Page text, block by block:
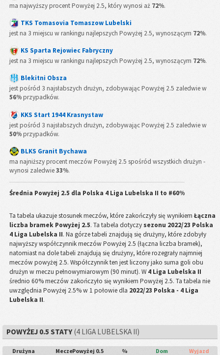
ma najwyższy procent Powyżej 2.5, który wynosi aż 72%.
TKS Tomasovia Tomaszow Lubelski
jest na 3 miejscu w rankingu najlepszych Powyżej 2.5, wynoszącym 72%.
KS Sparta Rejowiec Fabryczny
jest na 3 miejscu w rankingu najlepszych Powyżej 2.5, wynoszącym 72%.
Blekitni Obsza
jest pośród 3 najsłabszych drużyn, zdobywając Powyżej 2.5 zaledwie w
56%przypadków.
KKS Start 1944 Krasnystaw
jest pośród 3 najsłabszych drużyn, zdobywając Powyżej 2.5 zaledwie w
50%przypadków.
BLKS Granit Bychawa
ma najniższy procent meczów Powyżej 2.5 spośród wszystkich drużyn -
wynosi zaledwie33%.
Średnia Powyżej 2.5 dla Polska 4 Liga Lubelska II to #60%
Ta tabela ukazuje stosunek meczów, które zakończyły się wynikiemŁączna
liczba bramek Powyżej 2.5. Ta tabela dotyczy sezonu 2022/23 Polska
4 Liga Lubelska II. Na górze tabeli znajdują się drużyny, które zdobyły
najwyższy współczynnik meczów Powyżej 2.5 (łączna liczba bramek),
natomiast na dole tabeli znajdują się drużyny, które rozegrały najmniej
meczów powyżej 2.5. Współczynnik ten jest liczony jako suma goli obu
drużyn w meczu pełnowymiarowym (90 minut). W 4 Liga Lubelska II
średnio 60% meczów zakończyło się wynikiem Powyżej 2.5. Ta tabela nie
uwzględnia Powyżej 2.5% w 1 połowie dla 2022/23 Polska - 4 Liga
Lubelska II.
POWYŻEJ 0.5 STATY(4 LIGA LUBELSKA II)
Drużyna MeczePowyżej 0.5 % Dom Wyjazd